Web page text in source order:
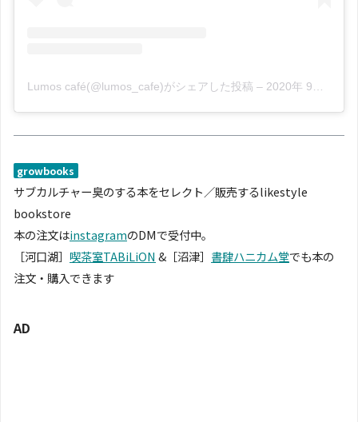
Lumos café(@lumos_cafe)がシェアした投稿 – 2020年 9月月21日午前2時27分PDT
growbooks
サブカルチャー臭のする本をセレクト／販売するlikestyle
bookstore
本の注文はinstagramのDMで受付中。
［河口湖］ 喫茶室TABiLiON &［沼津］ 書肆ハニカム堂でも本の
注文・購入できます
AD